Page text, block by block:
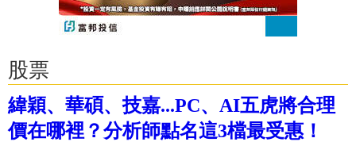
股票
緯穎、華碩、技嘉...PC、AI五虎將合理
價在哪裡？分析師點名這3檔最受惠！